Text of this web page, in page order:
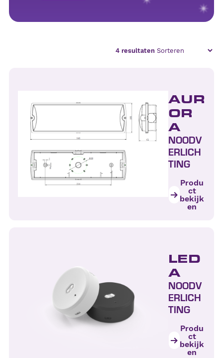
4 resultaten
AUR
OR
A
NOODV
ERLICH
TING
Produ
ct
bekijk
en
LED
A
NOODV
ERLICH
TING
Produ
ct
bekijk
en